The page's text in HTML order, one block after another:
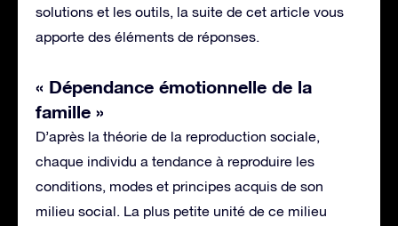
solutions et les outils, la suite de cet article vous
apporte des éléments de réponses.
« Dépendance émotionnelle de la
famille »
D’après la théorie de la reproduction sociale,
chaque individu a tendance à reproduire les
conditions, modes et principes acquis de son
milieu social. La plus petite unité de ce milieu